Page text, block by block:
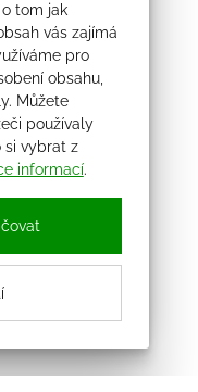
tom jak
vás zajímá
pro
obsahu,
Můžete
používaly
si vybrat z
informací.